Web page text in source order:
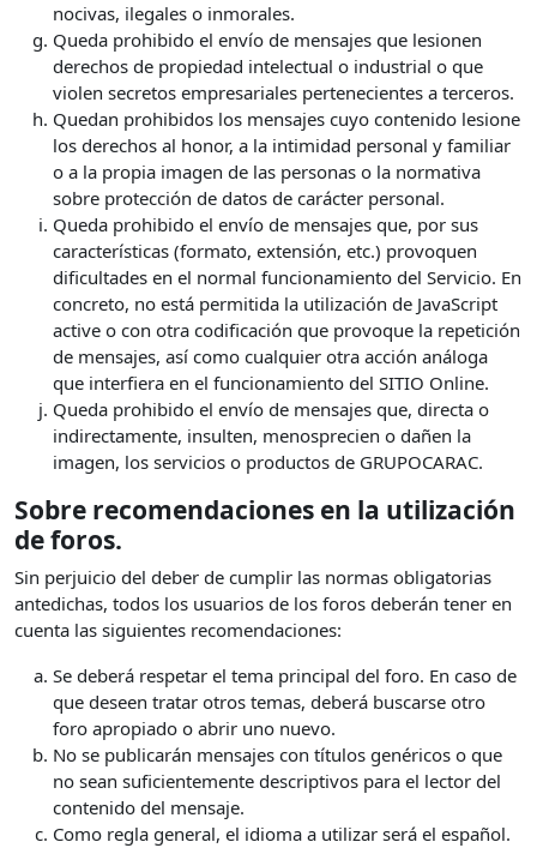
nocivas, ilegales o inmorales.
Queda prohibido el envío de mensajes que lesionen
derechos de propiedad intelectual o industrial o que
violen secretos empresariales pertenecientes a terceros.
Quedan prohibidos los mensajes cuyo contenido lesione
los derechos al honor, a la intimidad personal y familiar
o a la propia imagen de las personas o la normativa
sobre protección de datos de carácter personal.
Queda prohibido el envío de mensajes que, por sus
características (formato, extensión, etc.) provoquen
dificultades en el normal funcionamiento del Servicio. En
concreto, no está permitida la utilización de JavaScript
active o con otra codificación que provoque la repetición
de mensajes, así como cualquier otra acción análoga
que interfiera en el funcionamiento del SITIO Online.
Queda prohibido el envío de mensajes que, directa o
indirectamente, insulten, menosprecien o dañen la
imagen, los servicios o productos de GRUPOCARAC.
Sobre recomendaciones en la utilización
de foros.
Sin perjuicio del deber de cumplir las normas obligatorias
antedichas, todos los usuarios de los foros deberán tener en
cuenta las siguientes recomendaciones:
Se deberá respetar el tema principal del foro. En caso de
que deseen tratar otros temas, deberá buscarse otro
foro apropiado o abrir uno nuevo.
No se publicarán mensajes con títulos genéricos o que
no sean suficientemente descriptivos para el lector del
contenido del mensaje.
Como regla general, el idioma a utilizar será el español.